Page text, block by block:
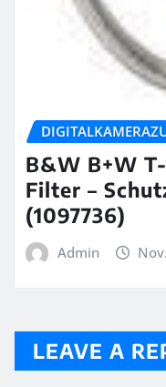
B&W B+W
Filter –
(1097736)
Admin
LEAVE A